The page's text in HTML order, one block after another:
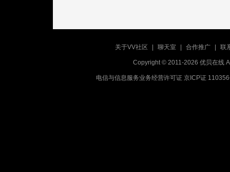
关于VV社区 聊天室 合作推广 联
Copyright © 2011-2026 优贝在线
电信与信息服务业务经营许可证 京ICP证